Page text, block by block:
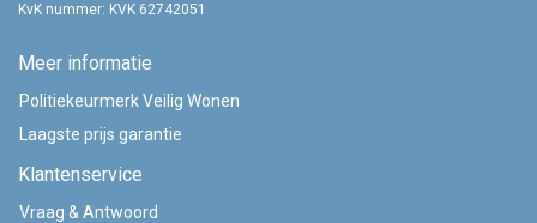
KvK nummer: KVK 62742051
Meer informatie
Politiekeurmerk Veilig Wonen
Laagste prijs garantie
Klantenservice
Vraag & Antwoord